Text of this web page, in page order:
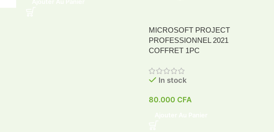
MICROSOFT PROJECT
PROFESSIONNEL 2021
COFFRET 1PC
In stock
80.000CFA